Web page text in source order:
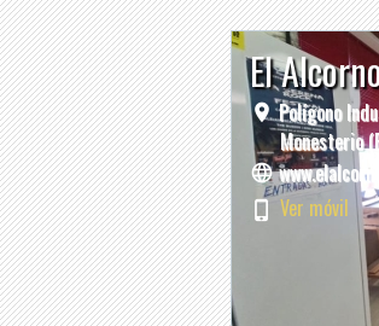
El
Polígono
Monesterio
Ver móvil